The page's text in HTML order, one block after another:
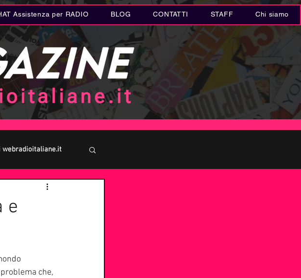
Assistenza per RADIO BLOG CONTATTI STAFF Chi siamo
webradioitaliane.it
Letteratura
WRI Halloween
e
che,